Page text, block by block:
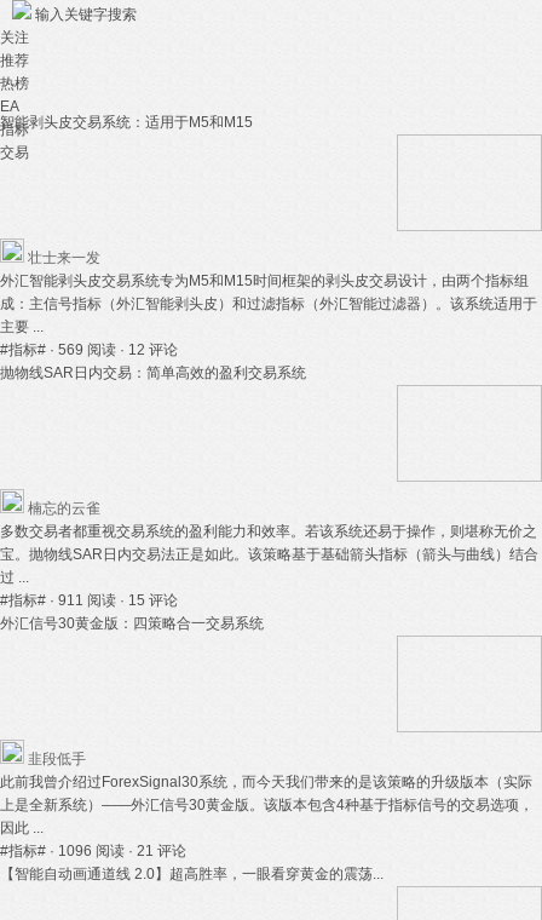
输入关键字搜索
关注
推荐
热榜
EA
指标
交易
智能剥头皮交易系统：适用于M5和M15
壮士来一发
外汇智能剥头皮交易系统专为M5和M15时间框架的剥头皮交易设计，由两个指标组
成：主信号指标（外汇智能剥头皮）和过滤指标（外汇智能过滤器）。该系统适用于
主要 ...
#指标# · 569 阅读 · 12 评论
抛物线SAR日内交易：简单高效的盈利交易系统
楠忘的云雀
多数交易者都重视交易系统的盈利能力和效率。若该系统还易于操作，则堪称无价之
宝。抛物线SAR日内交易法正是如此。该策略基于基础箭头指标（箭头与曲线）结合
过 ...
#指标# · 911 阅读 · 15 评论
外汇信号30黄金版：四策略合一交易系统
韭段低手
此前我曾介绍过ForexSignal30系统，而今天我们带来的是该策略的升级版本（实际
上是全新系统）——外汇信号30黄金版。该版本包含4种基于指标信号的交易选项，
因此 ...
#指标# · 1096 阅读 · 21 评论
【智能自动画通道线 2.0】超高胜率，一眼看穿黄金的震荡...